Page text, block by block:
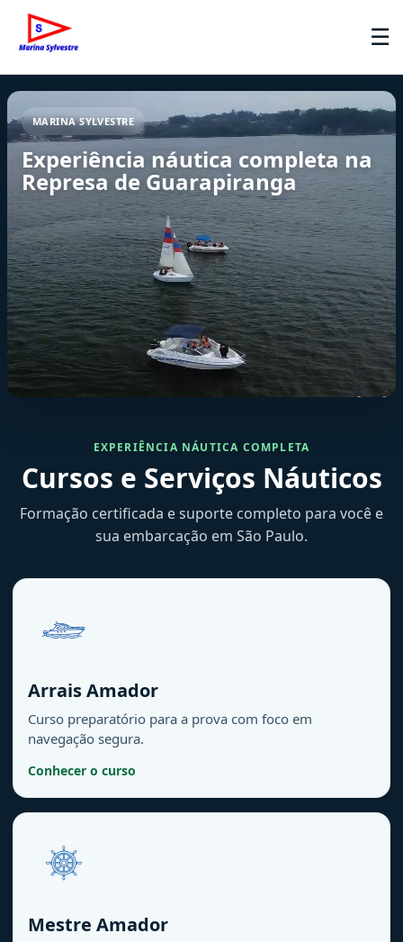
☰
MARINA SYLVESTRE
Experiência náutica completa na
Represa de Guarapiranga
EXPERIÊNCIA NÁUTICA COMPLETA
Cursos e Serviços Náuticos
Formação certificada e suporte completo para você e
sua embarcação em São Paulo.
Arrais Amador
Curso preparatório para a prova com foco em
navegação segura.
Conhecer o curso
Mestre Amador